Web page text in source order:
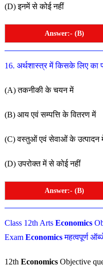
(D) इनमेंसेकोईनहीं
Answer:- (B)
16. अर्थशास्त्रमेंकिसकेलिएका
(A)तकनीकीकेचयनमें
(B) आयएवंसम्पत्तिकेवितरणमें
(C)वस्तुओंएवंसेवाओंकेउत्पादन
(D)उपरोक्तमेंसेकोईनहीं
Answer:- (B)
Class 12th Arts Economics
Exam Economicsमहत्वपूर्ण
12th EconomicsObjective